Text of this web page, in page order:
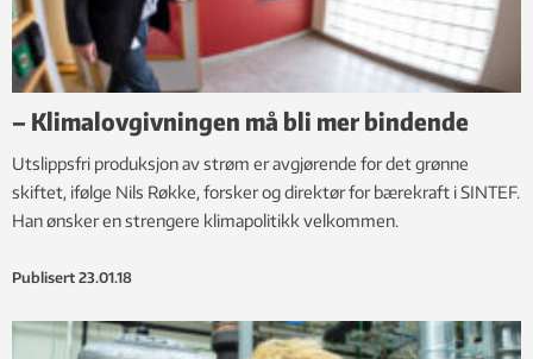
– Klimalovgivningen må bli mer bindende
Utslippsfri produksjon av strøm er avgjørende for det grønne
skiftet, ifølge Nils Røkke, forsker og direktør for bærekraft i SINTEF.
Han ønsker en strengere klimapolitikk velkommen.
Publisert 23.01.18